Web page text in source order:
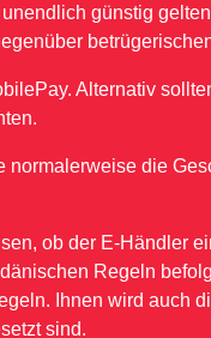
günstig
Alternativ
die
ob der E-Händler
Regeln
Ihnen wird auch
sind.